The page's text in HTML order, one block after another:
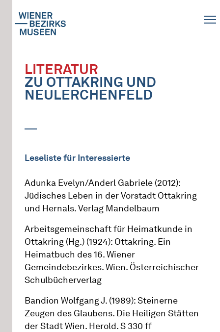
LITERATUR
ZU OTTAKRING UND
NEULERCHENFELD
Leseliste für Interessierte
Adunka Evelyn/Anderl Gabriele (2012):
Jüdisches Leben in der Vorstadt Ottakring
und Hernals. Verlag Mandelbaum
Arbeitsgemeinschaft für Heimatkunde in
Ottakring (Hg.) (1924): Ottakring. Ein
Heimatbuch des 16. Wiener
Gemeindebezirkes. Wien. Österreichischer
Schulbücherverlag
Bandion Wolfgang J. (1989): Steinerne
Zeugen des Glaubens. Die Heiligen Stätten
der Stadt Wien. Herold. S 330 ff